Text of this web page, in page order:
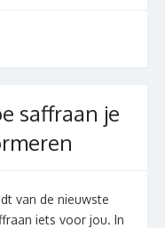
saffraan je
van de nieuwste
iets voor jou. In